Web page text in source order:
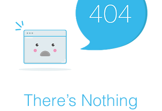
There’s Nothing